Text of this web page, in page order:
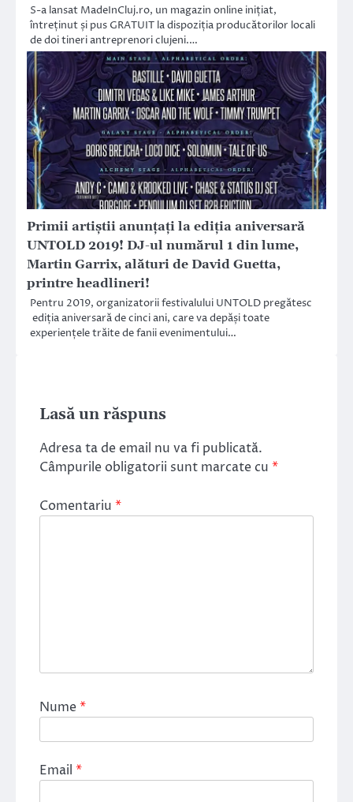
S-a lansat MadeInCluj.ro, un magazin online inițiat,
întreținut și pus GRATUIT la dispoziția producătorilor locali
de doi tineri antreprenori clujeni.…
Primii artiștii anunțați la ediția aniversară
UNTOLD 2019! DJ-ul numărul 1 din lume,
Martin Garrix, alături de David Guetta,
printre headlineri!
Pentru 2019, organizatorii festivalului UNTOLD pregătesc
ediția aniversară de cinci ani, care va depăși toate
experiențele trăite de fanii evenimentului…
Lasă un răspuns
Adresa ta de email nu va fi publicată.
Câmpurile obligatorii sunt marcate cu *
Comentariu *
Nume*
Email *